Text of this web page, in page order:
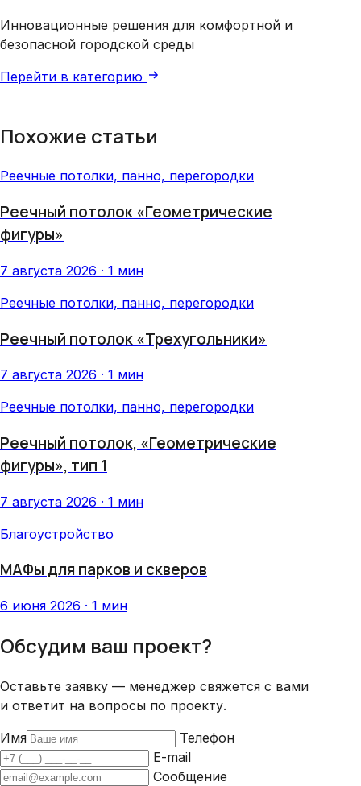
Инновационные решения для комфортной и
безопасной городской среды
Перейти в категорию
Похожие статьи
Реечные потолки, панно, перегородки
Реечный потолок «Геометрические
фигуры»
7 августа 2026 · 1 мин
Реечные потолки, панно, перегородки
Реечный потолок «Трехугольники»
7 августа 2026 · 1 мин
Реечные потолки, панно, перегородки
Реечный потолок, «Геометрические
фигуры», тип 1
7 августа 2026 · 1 мин
Благоустройство
МАФы для парков и скверов
6 июня 2026 · 1 мин
Обсудим ваш проект?
Оставьте заявку — менеджер свяжется с вами
и ответит на вопросы по проекту.
Имя
Телефон
E-mail
Сообщение